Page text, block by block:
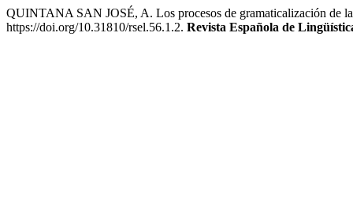
QUINTANA SAN JOSÉ, A. Los procesos de gramaticalización de
https://doi.org/10.31810/rsel.56.1.2. Revista Española de